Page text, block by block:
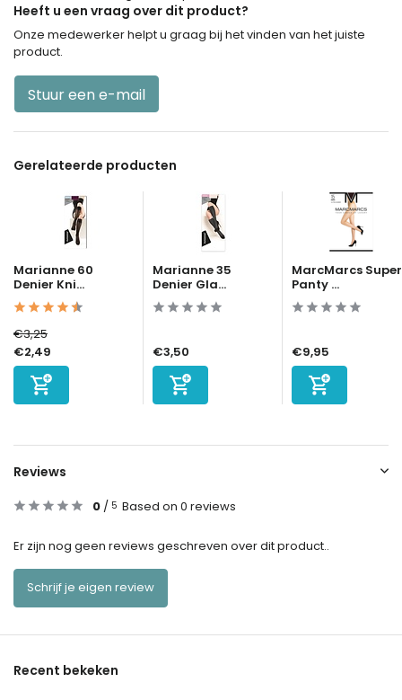
Heeft u een vraag over dit product?
Onze medewerker helpt u graag bij het vinden van het juiste
product.
Stuur een e-mail
Gerelateerde producten
Marianne 60
Denier Kni...
€3,25
€2,49
Marianne 35
Denier Gla...
€3,50
MarcMarcs Super
Panty ...
€9,95
Reviews
0 / 5 Based on 0 reviews
Er zijn nog geen reviews geschreven over dit product..
Schrijf je eigen review
Recent bekeken